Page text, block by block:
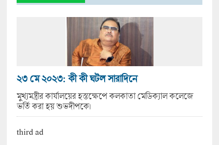
২৩ মে ২০২৩: কী কী ঘটল সারাদিনে
মুখ্যমন্ত্রীর কার্যালয়ের হস্তক্ষেপে কলকাতা মেডিক্যাল কলেজে
ভর্তি করা হয় শুভদীপকে।
third ad